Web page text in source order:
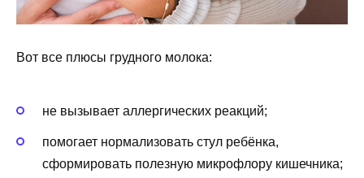
Вот все плюсы грудного молока:
не вызывает аллергических реакций;
помогает нормализовать стул ребёнка,
сформировать полезную микрофлору кишечника;